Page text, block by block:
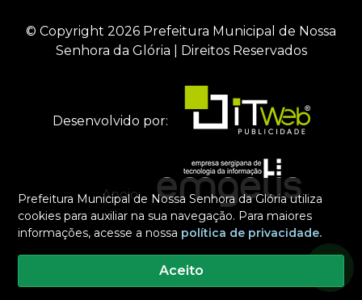
Prefeitura Municipal de Nossa Senhora da Glória utiliza
cookies para auxiliar na sua navegação. Para maiores
informações, acesse a nossa política de privacidade.
Aceito
© Copyright 2026 Prefeitura Municipal de Nossa
Senhora da Glória | Direitos Reservados
Desenvolvido por:
Apoio: